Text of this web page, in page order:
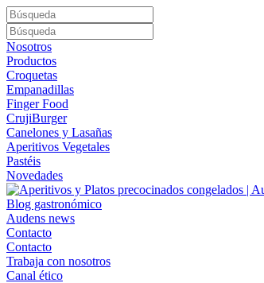
Nosotros
Productos
Croquetas
Empanadillas
Finger Food
CrujiBurger
Canelones y Lasañas
Aperitivos Vegetales
Pastéis
Novedades
Blog gastronómico
Audens news
Contacto
Contacto
Trabaja con nosotros
Canal ético